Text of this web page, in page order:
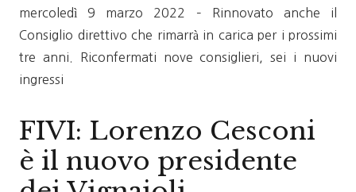
mercoledì 9 marzo 2022 – Rinnovato anche il
Consiglio direttivo che rimarrà in carica per i prossimi
tre anni. Riconfermati nove consiglieri, sei i nuovi
ingressi
FIVI: Lorenzo Cesconi
è il nuovo presidente